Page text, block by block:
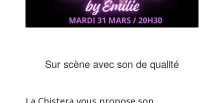
Sur scène avec son de qualité